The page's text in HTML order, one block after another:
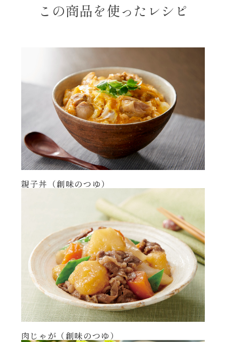
この商品を使ったレシピ
親子丼（創味のつゆ）
肉じゃが（創味のつゆ）